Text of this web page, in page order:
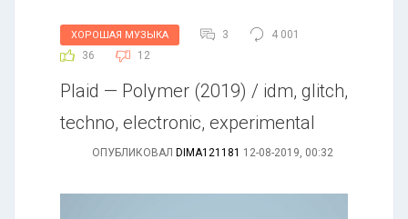
ХОРОШАЯ МУЗЫКА 3
4 001
36
12
Plaid — Polymer (2019) / idm, glitch,
techno, electronic, experimental
ОПУБЛИКОВАЛ DIMA121181 12-08-2019, 00:32